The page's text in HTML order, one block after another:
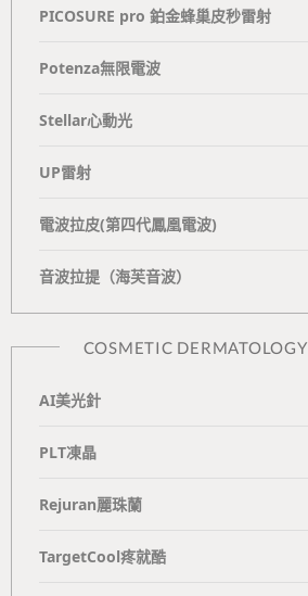
PICOSURE pro 鉑金蜂巢皮秒雷射
Potenza無限電波
Stellar心動光
UP雷射
電波拉皮(第四代鳳凰電波)
⾳波拉提（海芙⾳波）
COSMETIC DERMATOLOGY
AI美光針
PLT凍晶
Rejuran麗珠蘭
TargetCool疼就酷